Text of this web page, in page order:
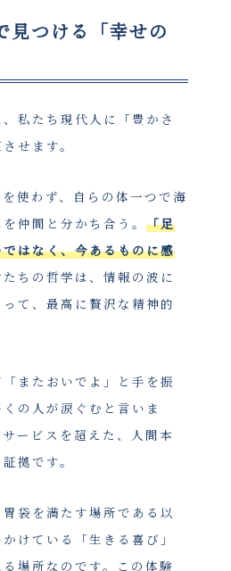
見つける「幸せの
私たち現代人に「豊かさ
せます。
使わず、自らの体一つで海
仲間と分かち合う。 「足
はなく、今あるものに感
ちの哲学は、情報の波に
て、最高に贅沢な精神的
またおいでよ」と手を振
の人が涙ぐむと言いま
ービスを超えた、人間本
拠です。
袋を満たす場所である以
けている「生きる喜び」
場所なのです。この体験